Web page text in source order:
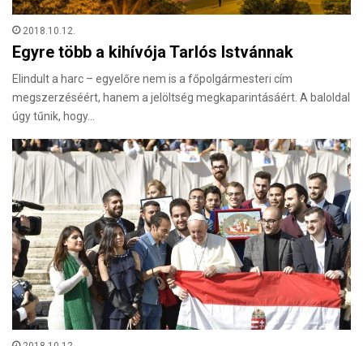
2018.10.12.
Egyre több a kihívója Tarlós Istvánnak
Elindult a harc – egyelőre nem is a főpolgármesteri cím
megszerzéséért, hanem a jelöltség megkaparintásáért. A baloldal
úgy tűnik, hogy…